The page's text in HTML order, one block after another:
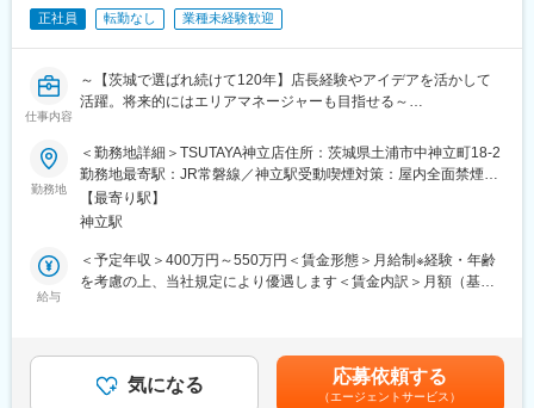
を整えています。
丸亀製麺での店長候補として、あなたのキャリアを大きく広げ、
成長してみませんか？
■魅力
・自身の働きかけに対する結果を明確に掴むことができる
・オーナーさんの人生に関わり、喜びを共有できる
・小売No1の商品力・オペレーション力を保有
・店舗経営で実績を残してきたノウハウを基に、充実した研修体
■キャリア
OFCマネジメント（約70店舗管掌）、店舗開発はじめ、商品開発
や管理部門等のキャリア有。同社の全ての仕事はお客様、加盟店
に密接に関係するため他部署での業務はOFCの経験が必要不可欠
■働き方
◇シフト制ですが、年間休日は120日です。
※OFCになると基本土日はお休みです。（イベントで稀に休日出勤
が発生しますが、必ず振休を取得頂きます）
正社員 転勤なし 業種未経験歓迎
仕事内容
～【茨城で選ばれ続けて120年】店長経験やアイデアを活かして
活躍。将来的にはエリアマネージャーも目指せる～
■担当業務：
【まずは店舗での運営業務からスタート！】TSUTAYAの店舗運
営・管理から、売上UPの企画・立案まで幅広い業務をお任せしま
す。
■具体的には：
・店舗の運営
・スタッフの採用・指導・勤怠管理
まずは運営・管理業務を中心に、少しずつできることの幅を広げ
ていただきます。
勤務地
＜勤務地詳細＞TSUTAYA神立店住所：茨城県土浦市中神立町18-2
勤務地最寄駅：JR常磐線／神立駅受動喫煙対策：屋内全面禁煙変
更の範囲：無
【最寄り駅】
神立駅
給与
＜予定年収＞400万円～550万円＜賃金形態＞月給制※経験・年齢
を考慮の上、当社規定により優遇します＜賃金内訳＞月額（基本
当賃金はあくまでも目安の金額であり、選考を通じて上下する可
能性があります。月給(月額)は固定手当を含めた表記です。
気になる 応募依頼する
（エージェントサービス）